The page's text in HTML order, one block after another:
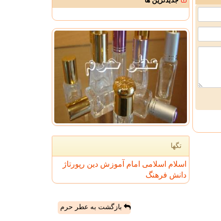
تگها
اسلام اسلامی امام آموزش دین رپورتاژ
دانش فرهنگ
بازگشت به عطر حرم